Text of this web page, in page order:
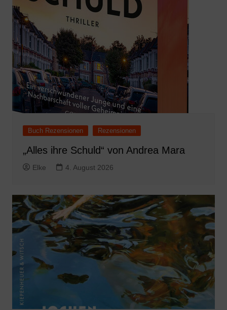
Buch Rezensionen Rezensionen
„Alles ihre Schuld“ von Andrea Mara
Elke 4. August 2026